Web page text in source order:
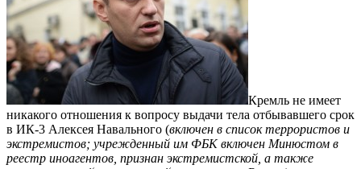
Кремль не имеет
никакого отношения к вопросу выдачи тела отбывавшего срок
в ИК-3 Алексея Навального (включен в список террористов и
экстремистов; учрежденный им ФБК включен Минюстом в
реестр иноагентов, признан экстремистской, а также